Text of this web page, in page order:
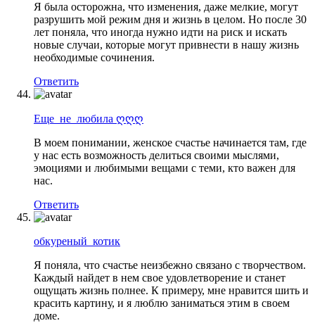
Я была осторожна, что изменения, даже мелкие, могут
разрушить мой режим дня и жизнь в целом. Но после 30
лет поняла, что иногда нужно идти на риск и искать
новые случаи, которые могут привнести в нашу жизнь
необходимые сочинения.
Ответить
Еще_не_любила ღღღ
В моем понимании, женское счастье начинается там, где
у нас есть возможность делиться своими мыслями,
эмоциями и любимыми вещами с теми, кто важен для
нас.
Ответить
обкуреный_котик
Я поняла, что счастье неизбежно связано с творчеством.
Каждый найдет в нем свое удовлетворение и станет
ощущать жизнь полнее. К примеру, мне нравится шить и
красить картину, и я люблю заниматься этим в своем
доме.